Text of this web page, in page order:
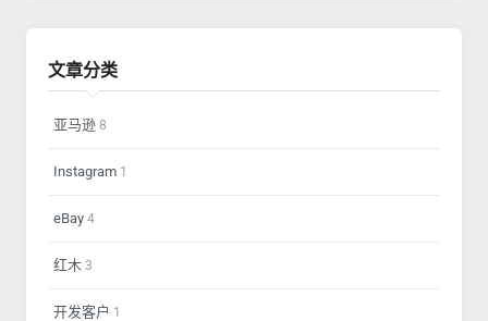
文章分类
亚马逊 8
Instagram 1
eBay 4
红木 3
开发客户 1